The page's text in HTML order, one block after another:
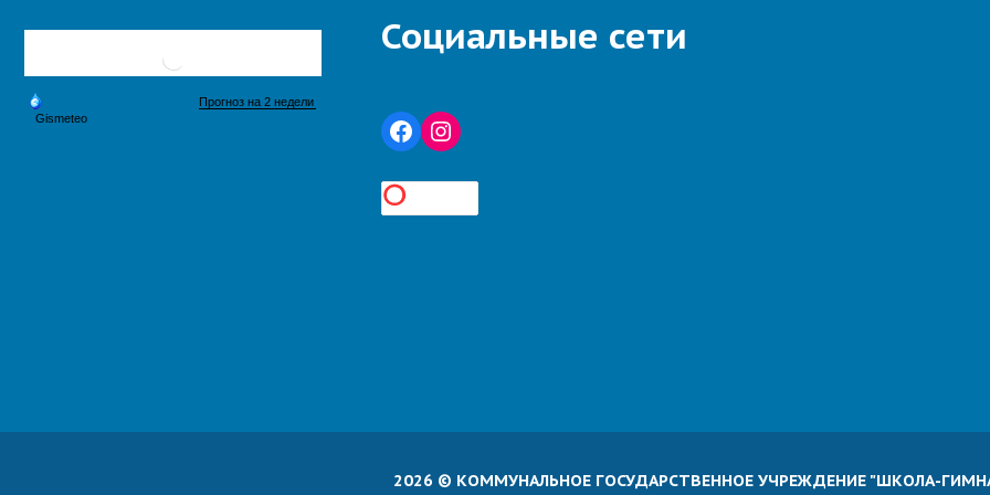
Социальные сети
2026 © КОММУНАЛЬНОЕ ГОСУДАРСТВЕННОЕ УЧРЕЖДЕНИЕ "ШКОЛА-